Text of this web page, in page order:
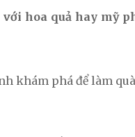
hoa quả hay mỹ
phá để làm